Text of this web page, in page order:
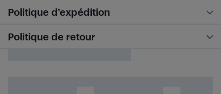
Politique d’expédition
Politique de retour